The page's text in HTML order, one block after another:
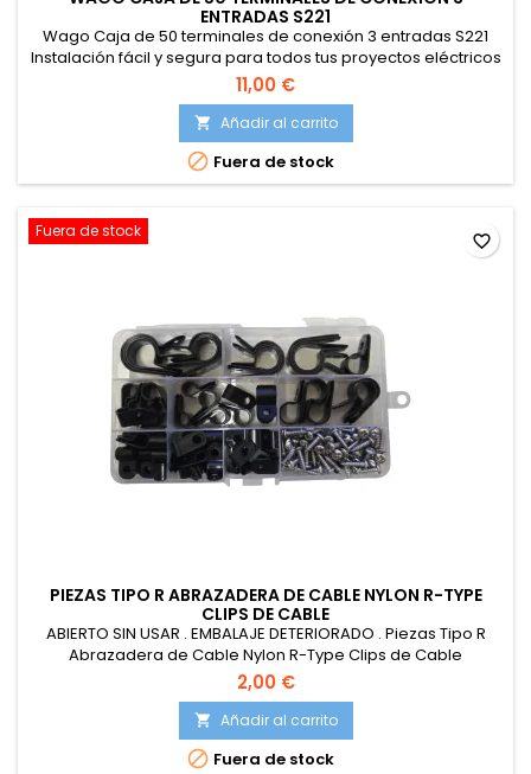
ENTRADAS S221
Wago Caja de 50 terminales de conexión 3 entradas S221
Instalación fácil y segura para todos tus proyectos eléctricos
11,00 €
 Añadir al carrito
 Fuera de stock
Fuera de stock
PIEZAS TIPO R ABRAZADERA DE CABLE NYLON R-TYPE
CLIPS DE CABLE
ABIERTO SIN USAR . EMBALAJE DETERIORADO . Piezas Tipo R
Abrazadera de Cable Nylon R-Type Clips de Cable
Abrazadera de Cable Tipo R Negro con Tornillos para
Conductos, Cables, Tubos y Mangas
2,00 €
 Añadir al carrito
 Fuera de stock
favorite_border